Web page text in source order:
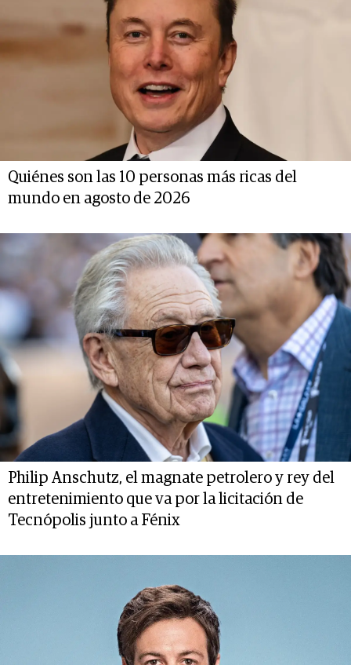
Quiénes son las 10 personas más ricas del
mundo en agosto de 2026
Philip Anschutz, el magnate petrolero y rey del
entretenimiento que va por la licitación de
Tecnópolis junto a Fénix